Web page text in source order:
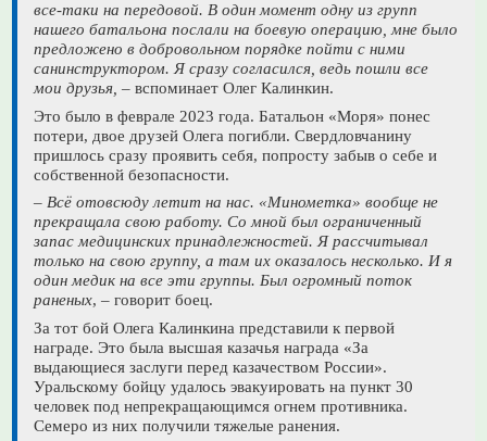
все-таки на передовой. В один момент одну из групп
нашего батальона послали на боевую операцию, мне было
предложено в добровольном порядке пойти с ними
санинструктором. Я сразу согласился, ведь пошли все
мои друзья, – вспоминает Олег Калинкин.
Это было в феврале 2023 года. Батальон «Моря» понес
потери, двое друзей Олега погибли. Свердловчанину
пришлось сразу проявить себя, попросту забыв о себе и
собственной безопасности.
– Всё отовсюду летит на нас. «Минометка» вообще не
прекращала свою работу. Со мной был ограниченный
запас медицинских принадлежностей. Я рассчитывал
только на свою группу, а там их оказалось несколько. И я
один медик на все эти группы. Был огромный поток
раненых, – говорит боец.
За тот бой Олега Калинкина представили к первой
награде. Это была высшая казачья награда «За
выдающиеся заслуги перед казачеством России».
Уральскому бойцу удалось эвакуировать на пункт 30
человек под непрекращающимся огнем противника.
Семеро из них получили тяжелые ранения.